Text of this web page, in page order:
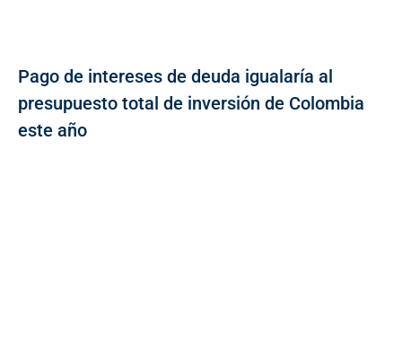
Pago de intereses de deuda igualaría al
presupuesto total de inversión de Colombia
este año